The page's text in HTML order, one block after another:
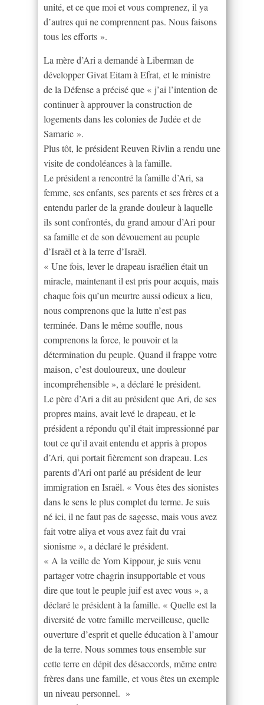
unité, et ce que moi et vous comprenez, il ya
d’autres qui ne comprennent pas. Nous faisons
tous les efforts ».
La mère d’Ari a demandé à Liberman de
développer Givat Eitam à Efrat, et le ministre
de la Défense a précisé que « j’ai l’intention de
continuer à approuver la construction de
logements dans les colonies de Judée et de
Samarie ».
Plus tôt, le président Reuven Rivlin a rendu une
visite de condoléances à la famille.
Le président a rencontré la famille d’Ari, sa
femme, ses enfants, ses parents et ses frères et a
entendu parler de la grande douleur à laquelle
ils sont confrontés, du grand amour d’Ari pour
sa famille et de son dévouement au peuple
d’Israël et à la terre d’Israël.
« Une fois, lever le drapeau israélien était un
miracle, maintenant il est pris pour acquis, mais
chaque fois qu’un meurtre aussi odieux a lieu,
nous comprenons que la lutte n’est pas
terminée. Dans le même souffle, nous
comprenons la force, le pouvoir et la
détermination du peuple. Quand il frappe votre
maison, c’est douloureux, une douleur
incompréhensible », a déclaré le président.
Le père d’Ari a dit au président que Ari, de ses
propres mains, avait levé le drapeau, et le
président a répondu qu’il était impressionné par
tout ce qu’il avait entendu et appris à propos
d’Ari, qui portait fièrement son drapeau. Les
parents d’Ari ont parlé au président de leur
immigration en Israël. « Vous êtes des sionistes
dans le sens le plus complet du terme. Je suis
né ici, il ne faut pas de sagesse, mais vous avez
fait votre aliya et vous avez fait du vrai
sionisme », a déclaré le président.
« A la veille de Yom Kippour, je suis venu
partager votre chagrin insupportable et vous
dire que tout le peuple juif est avec vous », a
déclaré le président à la famille. « Quelle est la
diversité de votre famille merveilleuse, quelle
ouverture d’esprit et quelle éducation à l’amour
de la terre. Nous sommes tous ensemble sur
cette terre en dépit des désaccords, même entre
frères dans une famille, et vous êtes un exemple
un niveau personnel. »